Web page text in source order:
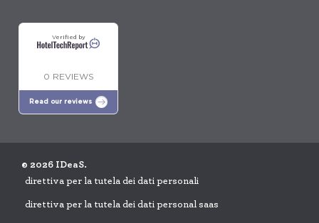
Verified by
0 REVIEWS
Read our reviews
© 2026 IDeaS.
direttiva per la tutela dei dati personali
direttiva per la tutela dei dati personal saas